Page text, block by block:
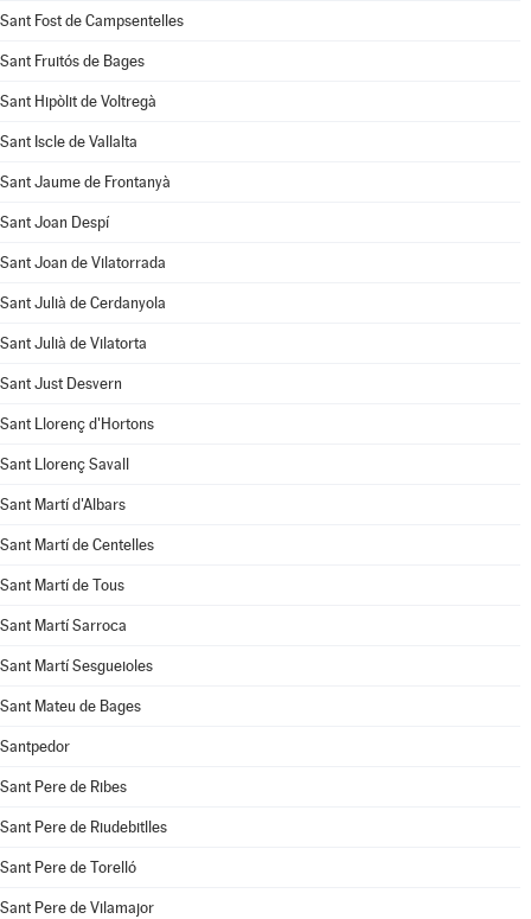
Sant Fost de Campsentelles
Sant Fruitós de Bages
Sant Hipòlit de Voltregà
Sant Iscle de Vallalta
Sant Jaume de Frontanyà
Sant Joan Despí
Sant Joan de Vilatorrada
Sant Julià de Cerdanyola
Sant Julià de Vilatorta
Sant Just Desvern
Sant Llorenç d'Hortons
Sant Llorenç Savall
Sant Martí d'Albars
Sant Martí de Centelles
Sant Martí de Tous
Sant Martí Sarroca
Sant Martí Sesgueioles
Sant Mateu de Bages
Santpedor
Sant Pere de Ribes
Sant Pere de Riudebitlles
Sant Pere de Torelló
Sant Pere de Vilamajor